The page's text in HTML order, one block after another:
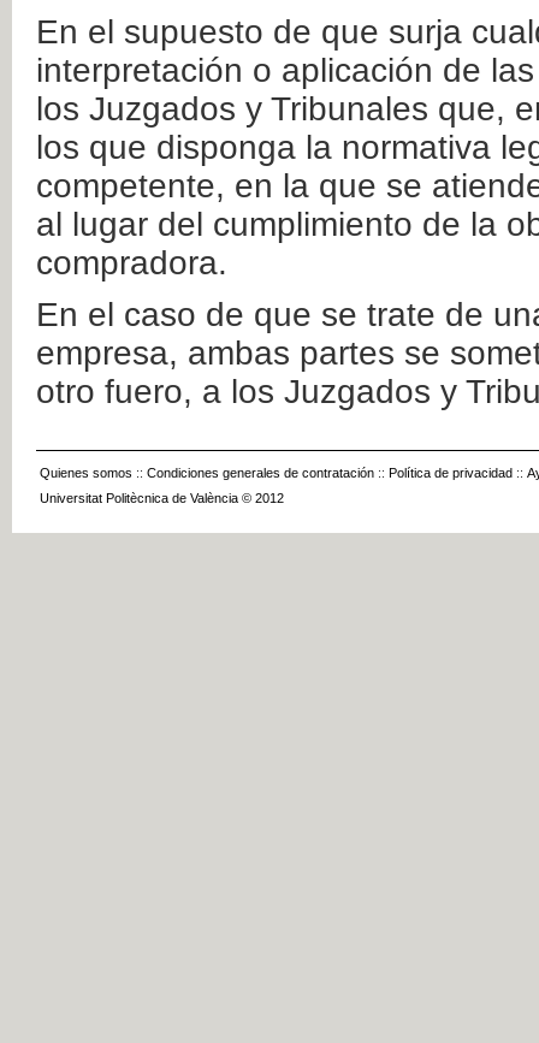
En el supuesto de que surja
interpretación o aplicación de
los Juzgados y Tribunales que,
los que disponga la normativa
competente, en la que se
al lugar del cumplimiento de la
compradora.
En el caso de que se trate de
empresa, ambas partes se
otro fuero, a los Juzgados y
Quienes somos :: Condiciones generales de contratación :: Política de privacidad ::
Universitat Politècnica de València © 2012